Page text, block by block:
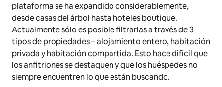
plataforma se ha expandido considerablemente,
desde casas del árbol hasta hotelesboutique.
Actualmente sólo es posible filtrarlas a través de 3
tipos de propiedades – alojamiento entero, habitación
privada y habitación compartida. Esto hace difícil que
los anfitriones se destaquen y que los huéspedes no
siempre encuentren lo que están buscando.